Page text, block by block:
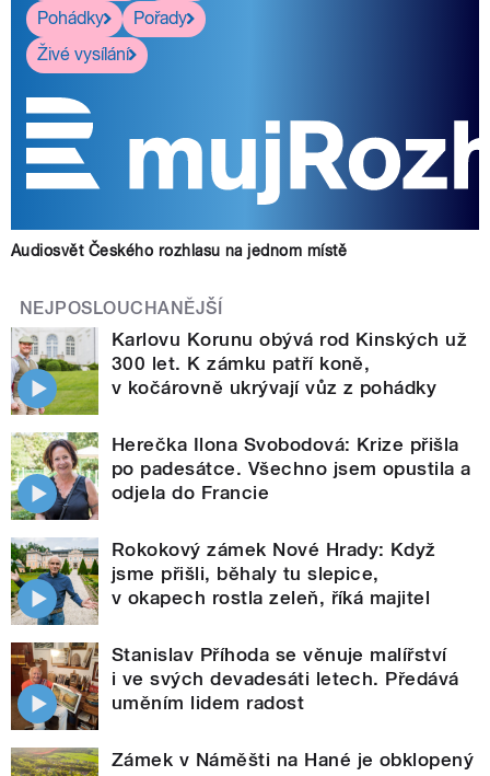
Pohádky
Pořady
Živé vysílání
Audiosvět Českého rozhlasu na jednom místě
NEJPOSLOUCHANĚJŠÍ
Karlovu Korunu obývá rod Kinských už
300 let. K zámku patří koně,
v kočárovně ukrývají vůz z pohádky
Herečka Ilona Svobodová: Krize přišla
po padesátce. Všechno jsem opustila a
odjela do Francie
Rokokový zámek Nové Hrady: Když
jsme přišli, běhaly tu slepice,
v okapech rostla zeleň, říká majitel
Stanislav Příhoda se věnuje malířství
i ve svých devadesáti letech. Předává
uměním lidem radost
Zámek v Náměšti na Hané je obklopený